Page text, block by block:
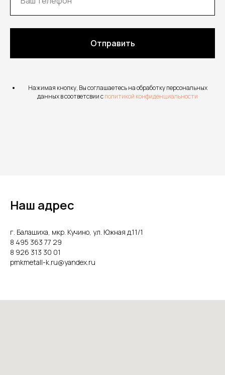
Отправить
Нажимая кнопку, Вы соглашаетесь на обработку персональных
данных в соответсвии сполитикой конфиденциальности
Наш адрес
г. Балашиха, мкр. Кучино, ул. Южная д.11/1
8 495 363 77 29
8 926 313 30 01
pmkmetall-k.ru@yandex.ru